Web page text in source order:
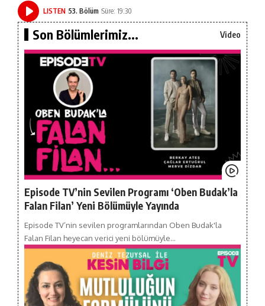
LISTEN 53. Bölüm Süre: 19:30
Son Bölümlerimiz... Video
Episode TV’nin Sevilen Programı ‘Oben Budak’la
Falan Filan’ Yeni Bölümüyle Yayında
Episode TV’nin sevilen programlarından Oben Budak'la
Falan Filan heyecan verici yeni bölümüyle…